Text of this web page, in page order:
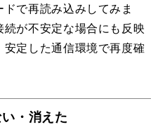
で再読み込みしてみま
が不安定な場合にも反映
定した通信環境で再度確
・消えた